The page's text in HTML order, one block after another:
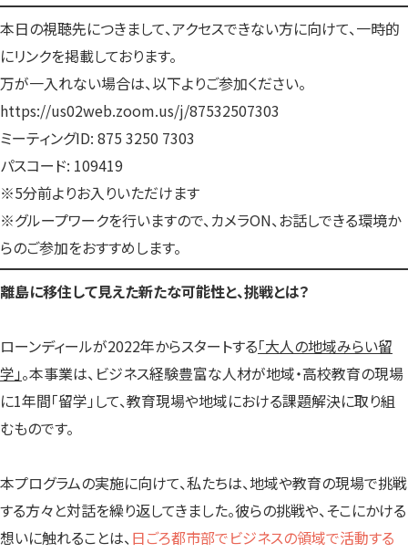
本日の視聴先につきまして、アクセスできない方に向けて、一時的
にリンクを掲載しております。
万が一入れない場合は、以下よりご参加ください。
https://us02web.zoom.us/j/87532507303
ミーティングID: 875 3250 7303
パスコード: 109419
※5分前よりお入りいただけます
※グループワークを行いますので、カメラON、お話しできる環境か
らのご参加をおすすめします。
離島に移住して見えた新たな可能性と、挑戦とは？
ローンディールが2022年からスタートする「大人の地域みらい留
学」。本事業は、ビジネス経験豊富な人材が地域・高校教育の現場
に1年間「留学」して、教育現場や地域における課題解決に取り組
むものです。
本プログラムの実施に向けて、私たちは、地域や教育の現場で挑戦
する方々と対話を繰り返してきました。彼らの挑戦や、そこにかける
想いに触れることは、日ごろ都市部でビジネスの領域で活動する